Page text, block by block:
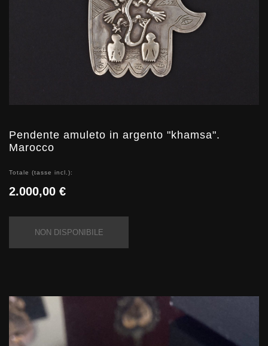
Pendente amuleto in argento "khamsa".
Marocco
Totale (tasse incl.):
2.000,00 €
NON DISPONIBILE